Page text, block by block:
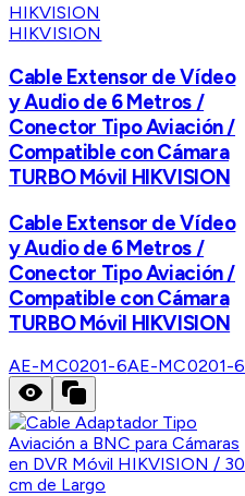
HIKVISION
Cable Extensor de Vídeo
y Audio de 6 Metros /
Conector Tipo Aviación /
Compatible con Cámara
TURBO Móvil HIKVISION
Cable Extensor de Vídeo
y Audio de 6 Metros /
Conector Tipo Aviación /
Compatible con Cámara
TURBO Móvil HIKVISION
AE-MC0201-6AE-MC0201-6